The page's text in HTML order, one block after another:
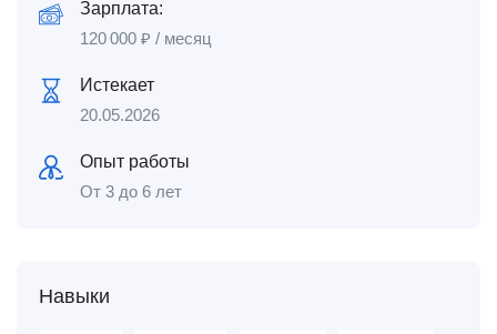
Зарплата:
120 000 ₽ / месяц
Истекает
20.05.2026
Опыт работы
От 3 до 6 лет
Навыки